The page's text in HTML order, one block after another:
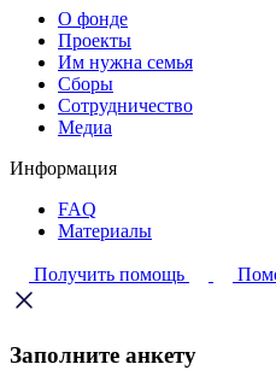
О фонде
Проекты
Им нужна семья
Сборы
Сотрудничество
Медиа
Информация
FAQ
Материалы
Получить помощь
Заполните анкету